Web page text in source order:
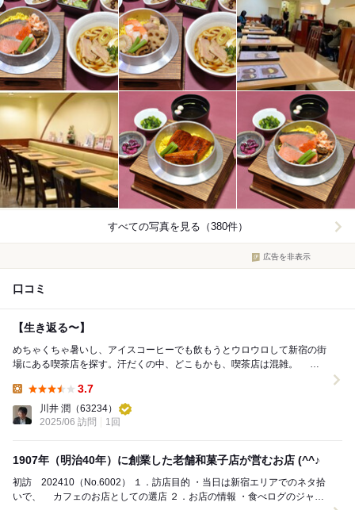
すべての写真を見る（380件）
広告を非表示
口コミ
【生き返る〜】
めちゃくちゃ暑いし、アイスコーヒーでも飲もうとウロウロして新宿の街
場にある喫茶店を探す。汗だくの中、どこもかも、喫茶店は混雑。 と
3.7
川井 潤 （63234）
2025/06 訪問
1回
1907年（明治40年）に創業した老舗和菓子店が営むお店 (^^♪
初訪 202410（No.6002） １．訪店目的 ・当日は新宿エリアでのネタ拾
いで、 カフェのお店としての選店 ２．お店の情報 ・食べログのジャン